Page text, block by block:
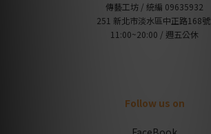
傳藝工坊 / 統編 09635932
251 新北市淡水區中正路168號
11:00~20:00 / 週五公休
Follow us on